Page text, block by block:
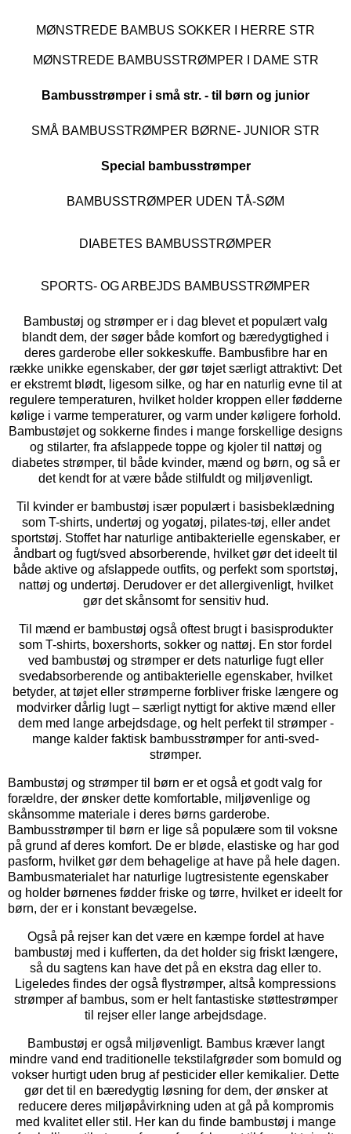
MØNSTREDE BAMBUS SOKKER I HERRE STR
MØNSTREDE BAMBUSSTRØMPER I DAME STR
Bambusstrømper i små str. - til børn og junior
SMÅ BAMBUSSTRØMPER BØRNE- JUNIOR STR
Special bambusstrømper
BAMBUSSTRØMPER UDEN TÅ-SØM
DIABETES BAMBUSSTRØMPER
SPORTS- OG ARBEJDS BAMBUSSTRØMPER
Bambustøj og strømper er i dag blevet et populært valg
blandt dem, der søger både komfort og bæredygtighed i
deres garderobe eller sokkeskuffe. Bambusfibre har en
række unikke egenskaber, der gør tøjet særligt attraktivt: Det
er ekstremt blødt, ligesom silke, og har en naturlig evne til at
regulere temperaturen, hvilket holder kroppen eller fødderne
kølige i varme temperaturer, og varm under køligere forhold.
Bambustøjet og sokkerne findes i mange forskellige designs
og stilarter, fra afslappede toppe og kjoler til nattøj og
diabetes strømper, til både kvinder, mænd og børn, og så er
det kendt for at være både stilfuldt og miljøvenligt.
Til kvinder er bambustøj især populært i basisbeklædning
som T-shirts, undertøj og yogatøj, pilates-tøj, eller andet
sportstøj. Stoffet har naturlige antibakterielle egenskaber, er
åndbart og fugt/sved absorberende, hvilket gør det ideelt til
både aktive og afslappede outfits, og perfekt som sportstøj,
nattøj og undertøj. Derudover er det allergivenligt, hvilket
gør det skånsomt for sensitiv hud.
Til mænd er bambustøj også oftest brugt i basisprodukter
som T-shirts, boxershorts, sokker og nattøj. En stor fordel
ved bambustøj og strømper er dets naturlige fugt eller
svedabsorberende og antibakterielle egenskaber, hvilket
betyder, at tøjet eller strømperne forbliver friske længere og
modvirker dårlig lugt – særligt nyttigt for aktive mænd eller
dem med lange arbejdsdage, og helt perfekt til strømper -
mange kalder faktisk bambusstrømper for anti-sved-
strømper.
Bambustøj og strømper til børn er et også et godt valg for
forældre, der ønsker dette komfortable, miljøvenlige og
skånsomme materiale i deres børns garderobe.
Bambusstrømper til børn er lige så populære som til voksne
på grund af deres komfort. De er bløde, elastiske og har god
pasform, hvilket gør dem behagelige at have på hele dagen.
Bambusmaterialet har naturlige lugtresistente egenskaber
og holder børnenes fødder friske og tørre, hvilket er ideelt for
børn, der er i konstant bevægelse.
Også på rejser kan det være en kæmpe fordel at have
bambustøj med i kufferten, da det holder sig friskt længere,
så du sagtens kan have det på en ekstra dag eller to.
Ligeledes findes der også flystrømper, altså kompressions
strømper af bambus, som er helt fantastiske støttestrømper
til rejser eller lange arbejdsdage.
Bambustøj er også miljøvenligt. Bambus kræver langt
mindre vand end traditionelle tekstilafgrøder som bomuld og
vokser hurtigt uden brug af pesticider eller kemikalier. Dette
gør det til en bæredygtig løsning for dem, der ønsker at
reducere deres miljøpåvirkning uden at gå på kompromis
med kvalitet eller stil. Her kan du finde bambustøj i mange